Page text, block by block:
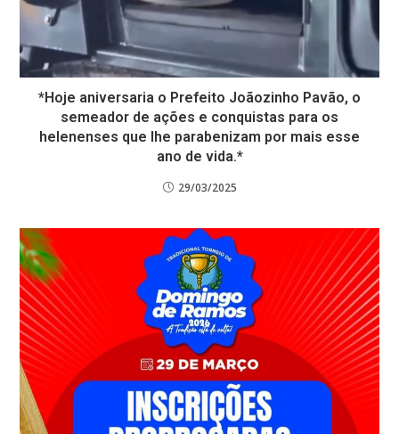
*Hoje aniversaria o Prefeito Joãozinho Pavão, o
semeador de ações e conquistas para os
helenenses que lhe parabenizam por mais esse
ano de vida.*
29/03/2025